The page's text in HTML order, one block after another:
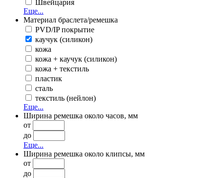
Швейцария
Еще...
Материал браслета/ремешка
PVD/IP покрытие
каучук (силикон)
кожа
кожа + каучук (силикон)
кожа + текстиль
пластик
сталь
текстиль (нейлон)
Еще...
Ширина ремешка около часов, мм
от
до
Еще...
Ширина ремешка около клипсы, мм
от
до